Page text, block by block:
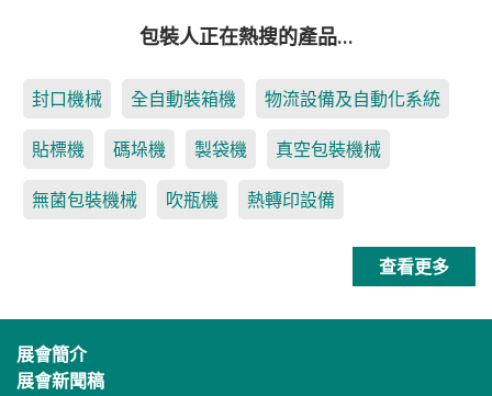
包裝人正在熱搜的產品…
封口機械 全自動裝箱機 物流設備及自動化系統
貼標機 碼垛機 製袋機 真空包裝機械
無菌包裝機械 吹瓶機 熱轉印設備
查看更多
展會簡介
展會新聞稿